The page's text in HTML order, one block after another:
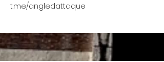
t.me/angledattaque